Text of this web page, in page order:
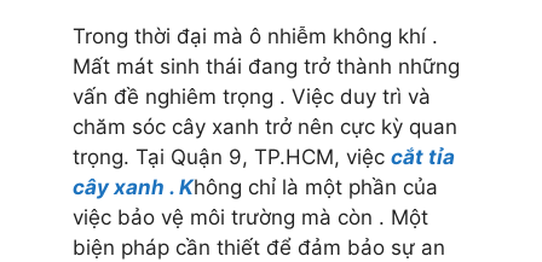
Trong thời đại mà ô nhiễm không khí .
Mất mát sinh thái đang trở thành những
vấn đề nghiêm trọng . Việc duy trì và
chăm sóc cây xanh trở nên cực kỳ quan
trọng. Tại Quận 9, TP.HCM, việc cắt tỉa
cây xanh . Không chỉ là một phần của
việc bảo vệ môi trường mà còn . Một
biện pháp cần thiết để đảm bảo sự an